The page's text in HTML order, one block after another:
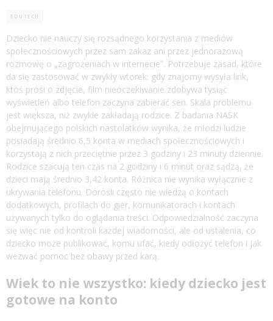
EDUTECH
Dziecko nie nauczy się rozsądnego korzystania z mediów
społecznościowych przez sam zakaz ani przez jednorazową
rozmowę o „zagrożeniach w internecie”. Potrzebuje zasad, które
da się zastosować w zwykły wtorek: gdy znajomy wysyła link,
ktoś prosi o zdjęcie, film nieoczekiwanie zdobywa tysiąc
wyświetleń albo telefon zaczyna zabierać sen. Skala problemu
jest większa, niż zwykle zakładają rodzice. Z badania NASK
obejmującego polskich nastolatków wynika, że młodzi ludzie
posiadają średnio 6,5 konta w mediach społecznościowych i
korzystają z nich przeciętnie przez 3 godziny i 23 minuty dziennie.
Rodzice szacują ten czas na 2 godziny i 6 minut oraz sądzą, że
dzieci mają średnio 3,42 konta. Różnica nie wynika wyłącznie z
ukrywania telefonu. Dorośli często nie wiedzą o kontach
dodatkowych, profilach do gier, komunikatorach i kontach
używanych tylko do oglądania treści. Odpowiedzialność zaczyna
się więc nie od kontroli każdej wiadomości, ale od ustalenia, co
dziecko może publikować, komu ufać, kiedy odłożyć telefon i jak
wezwać pomoc bez obawy przed karą.
Wiek to nie wszystko: kiedy dziecko jest
gotowe na konto